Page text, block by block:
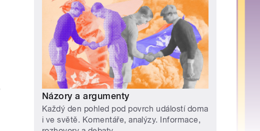
Názory a argumenty
Každý den pohled pod povrch událostí doma
i ve světě. Komentáře, analýzy. Informace,